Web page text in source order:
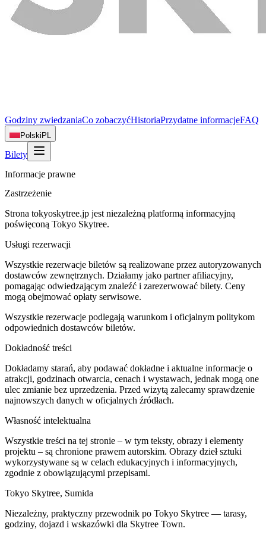
Godziny zwiedzaniaCo zobaczyćHistoriaPrzydatne informacjeFAQ
Polski PL
Bilety
Informacje prawne
Zastrzeżenie
Strona tokyoskytree.jp jest niezależną platformą informacyjną
poświęconą Tokyo Skytree.
Usługi rezerwacji
Wszystkie rezerwacje biletów są realizowane przez autoryzowanych
dostawców zewnętrznych. Działamy jako partner afiliacyjny,
pomagając odwiedzającym znaleźć i zarezerwować bilety. Ceny
mogą obejmować opłaty serwisowe.
Wszystkie rezerwacje podlegają warunkom i oficjalnym politykom
odpowiednich dostawców biletów.
Dokładność treści
Dokładamy starań, aby podawać dokładne i aktualne informacje o
atrakcji, godzinach otwarcia, cenach i wystawach, jednak mogą one
ulec zmianie bez uprzedzenia. Przed wizytą zalecamy sprawdzenie
najnowszych danych w oficjalnych źródłach.
Własność intelektualna
Wszystkie treści na tej stronie – w tym teksty, obrazy i elementy
projektu – są chronione prawem autorskim. Obrazy dzieł sztuki
wykorzystywane są w celach edukacyjnych i informacyjnych,
zgodnie z obowiązującymi przepisami.
Tokyo Skytree, Sumida
Niezależny, praktyczny przewodnik po Tokyo Skytree — tarasy,
godziny, dojazd i wskazówki dla Skytree Town.